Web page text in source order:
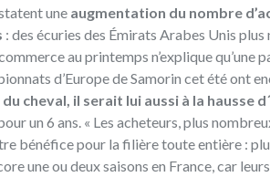
une augmentation du nombre
: des écuries des Émirats Arabes Unis
au printemps n’explique qu’une
d’Europe de Samorin cet été ont
cheval, il serait lui aussi à la hausse
un 6 ans. « Les acheteurs, plus
bénéfice pour la filière toute entière :
une ou deux saisons en France, car